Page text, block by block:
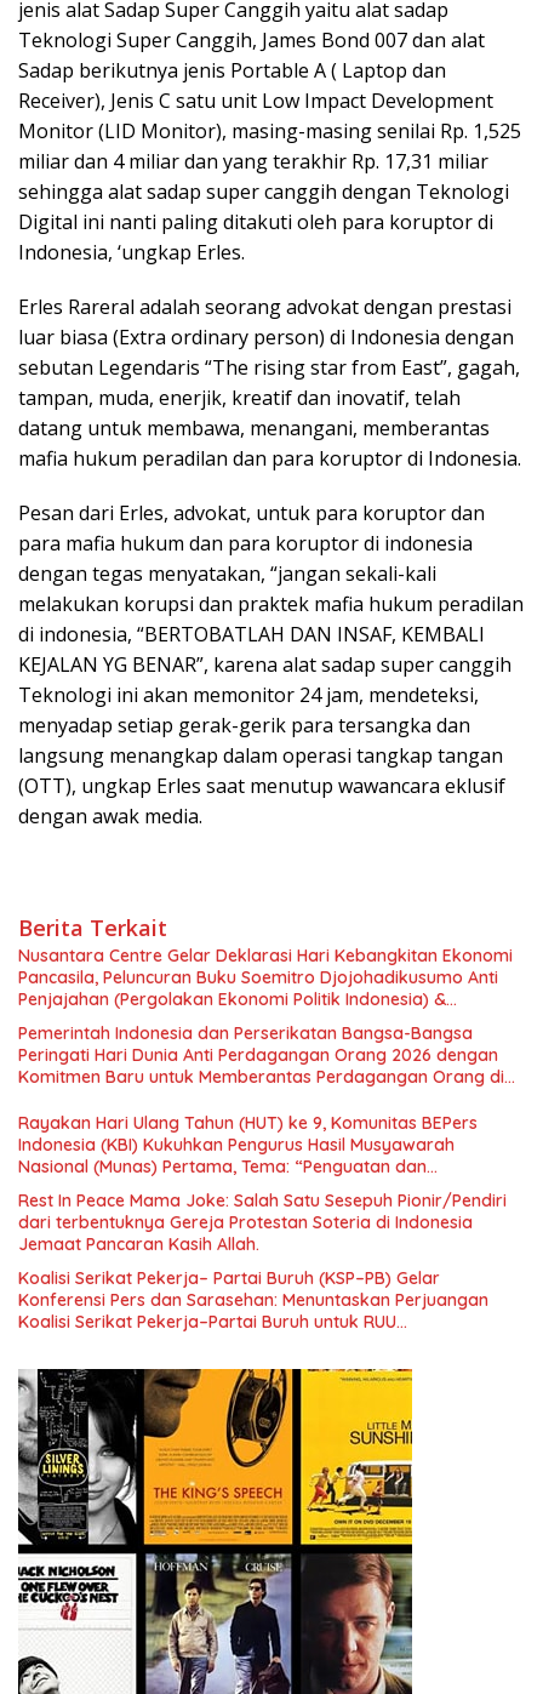
jenis alat Sadap Super Canggih yaitu alat sadap
Teknologi Super Canggih, James Bond 007 dan alat
Sadap berikutnya jenis Portable A ( Laptop dan
Receiver), Jenis C satu unit Low Impact Development
Monitor (LID Monitor), masing-masing senilai Rp. 1,525
miliar dan 4 miliar dan yang terakhir Rp. 17,31 miliar
sehingga alat sadap super canggih dengan Teknologi
Digital ini nanti paling ditakuti oleh para koruptor di
Indonesia, ‘ungkap Erles.
Erles Rareral adalah seorang advokat dengan prestasi
luar biasa (Extra ordinary person) di Indonesia dengan
sebutan Legendaris “The rising star from East”, gagah,
tampan, muda, enerjik, kreatif dan inovatif, telah
datang untuk membawa, menangani, memberantas
mafia hukum peradilan dan para koruptor di Indonesia.
Pesan dari Erles, advokat, untuk para koruptor dan
para mafia hukum dan para koruptor di indonesia
dengan tegas menyatakan, “jangan sekali-kali
melakukan korupsi dan praktek mafia hukum peradilan
di indonesia, “BERTOBATLAH DAN INSAF, KEMBALI
KEJALAN YG BENAR”, karena alat sadap super canggih
Teknologi ini akan memonitor 24 jam, mendeteksi,
menyadap setiap gerak-gerik para tersangka dan
langsung menangkap dalam operasi tangkap tangan
(OTT), ungkap Erles saat menutup wawancara eklusif
dengan awak media.
Berita Terkait
Nusantara Centre Gelar Deklarasi Hari Kebangkitan Ekonomi
Pancasila, Peluncuran Buku Soemitro Djojohadikusumo Anti
Penjajahan (Pergolakan Ekonomi Politik Indonesia) &
Simposium Nasional “Urgensi Undang-Undang Perekonomian
Nasional dan Kesejahteraan Sosial dalam Menata Bangsa
Menuju Indonesia Emas 2045”,
Pemerintah Indonesia dan Perserikatan Bangsa-Bangsa
Peringati Hari Dunia Anti Perdagangan Orang 2026 dengan
Komitmen Baru untuk Memberantas Perdagangan Orang di
Rayakan Hari Ulang Tahun (HUT) ke 9, Komunitas BEPers
Indonesia (KBI) Kukuhkan Pengurus Hasil Musyawarah
Nasional (Munas) Pertama, Tema: “Penguatan dan
Pengembangan Organisasi KBI yang Berbasis Riset di seluruh
Indonesia dan Mancanegara”.
Rest In Peace Mama Joke: Salah Satu Sesepuh Pionir/Pendiri
dari terbentuknya Gereja Protestan Soteria di Indonesia
Jemaat Pancaran Kasih Allah.
Koalisi Serikat Pekerja– Partai Buruh (KSP–PB) Gelar
Konferensi Pers dan Sarasehan: Menuntaskan Perjuangan
Koalisi Serikat Pekerja–Partai Buruh untuk RUU